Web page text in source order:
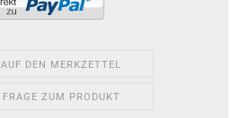
AUF DEN MERKZETTEL
FRAGE ZUM PRODUKT